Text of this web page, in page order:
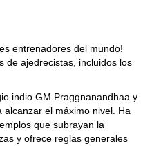
entrenadores del mundo!
de ajedrecistas, incluidos los
indio GM Praggnanandhaa y
el máximo nivel. Ha
que subrayan la
y ofrece reglas generales